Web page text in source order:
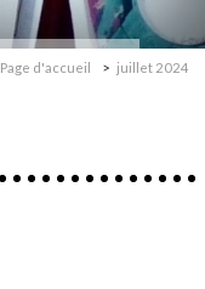
Page d'accueil juillet 2024